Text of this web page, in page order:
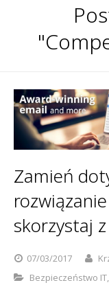
Kerio
Serwery
Sophos
Szkolenia
Kontakt
Polityka
Zamień
skorzystaj
07/03/2017
Bezpieczeństwo IT,